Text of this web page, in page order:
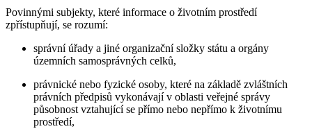
Povinnými subjekty, které informace o životním prostředí
zpřístupňují, se rozumí:
správní úřady a jiné organizační složky státu a orgány
územních samosprávných celků,
právnické nebo fyzické osoby, které na základě zvláštních
právních předpisů vykonávají v oblasti veřejné správy
působnost vztahující se přímo nebo nepřímo k životnímu
prostředí,